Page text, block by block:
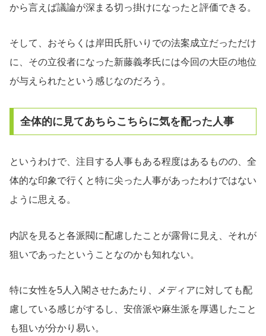
から言えば議論が深まる切っ掛けになったと評価できる。
そして、おそらくは岸田氏肝いりでの法案成立だっただけ
に、その立役者になった新藤義孝氏には今回の大臣の地位
が与えられたという感じなのだろう。
全体的に見てあちらこちらに気を配った人事
というわけで、注目する人事もある程度はあるものの、全
体的な印象で行くと特に尖った人事があったわけではない
ように思える。
内訳を見ると各派閥に配慮したことが露骨に見え、それが
狙いであったということなのかも知れない。
特に女性を5人入閣させたあたり、メディアに対しても配
慮している感じがするし、安倍派や麻生派を厚遇したこと
も狙いが分かり易い。